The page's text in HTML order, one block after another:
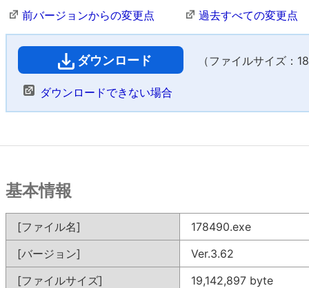
前バージョンからの変更点
過去すべての変更点
ダウンロード （ファイルサイズ：
ダウンロードできない場合
基本情報
[ファイル名]
178490.exe
[バージョン]
Ver.3.62
[ファイルサイズ]
19,142,897 byte